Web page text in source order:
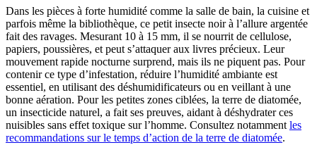
Dans les pièces à forte humidité comme la salle de bain, la cuisine et
parfois même la bibliothèque, ce petit insecte noir à l’allure argentée
fait des ravages. Mesurant 10 à 15 mm, il se nourrit de cellulose,
papiers, poussières, et peut s’attaquer aux livres précieux. Leur
mouvement rapide nocturne surprend, mais ils ne piquent pas. Pour
contenir ce type d’infestation, réduire l’humidité ambiante est
essentiel, en utilisant des déshumidificateurs ou en veillant à une
bonne aération. Pour les petites zones ciblées, la terre de diatomée,
un insecticide naturel, a fait ses preuves, aidant à déshydrater ces
nuisibles sans effet toxique sur l’homme. Consultez notamment les
recommandations sur le temps d’action de la terre de diatomée.